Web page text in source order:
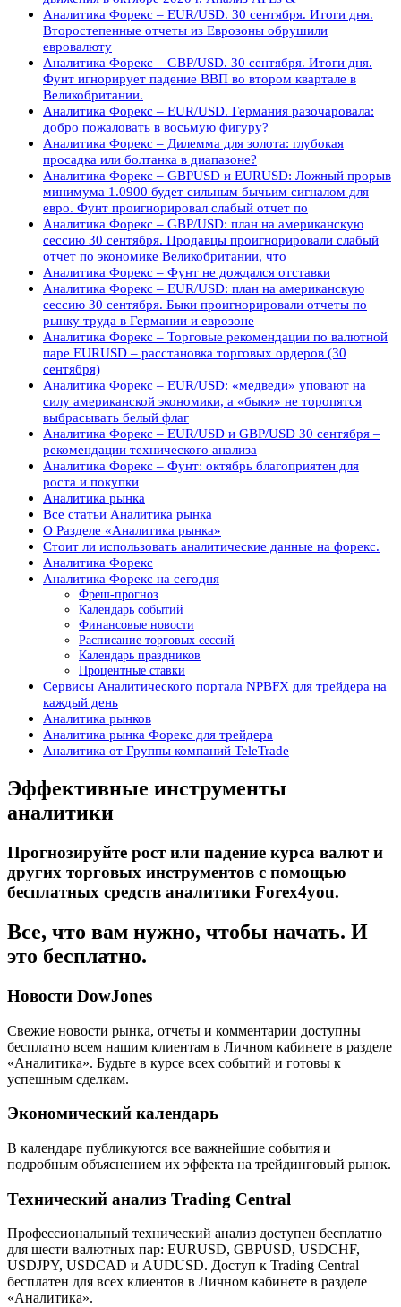
Аналитика Форекс – EUR/USD. 30 сентября. Итоги дня.
Второстепенные отчеты из Еврозоны обрушили
евровалюту
Аналитика Форекс – GBP/USD. 30 сентября. Итоги дня.
Фунт игнорирует падение ВВП во втором квартале в
Великобритании.
Аналитика Форекс – EUR/USD. Германия разочаровала:
добро пожаловать в восьмую фигуру?
Аналитика Форекс – Дилемма для золота: глубокая
просадка или болтанка в диапазоне?
Аналитика Форекс – GBPUSD и EURUSD: Ложный прорыв
минимума 1.0900 будет сильным бычьим сигналом для
евро. Фунт проигнорировал слабый отчет по
Аналитика Форекс – GBP/USD: план на американскую
сессию 30 сентября. Продавцы проигнорировали слабый
отчет по экономике Великобритании, что
Аналитика Форекс – Фунт не дождался отставки
Аналитика Форекс – EUR/USD: план на американскую
сессию 30 сентября. Быки проигнорировали отчеты по
рынку труда в Германии и еврозоне
Аналитика Форекс – Торговые рекомендации по валютной
паре EURUSD – расстановка торговых ордеров (30
сентября)
Аналитика Форекс – EUR/USD: «медведи» уповают на
силу американской экономики, а «быки» не торопятся
выбрасывать белый флаг
Аналитика Форекс – EUR/USD и GBP/USD 30 сентября –
рекомендации технического анализа
Аналитика Форекс – Фунт: октябрь благоприятен для
роста и покупки
Аналитика рынка
Все статьи Аналитика рынка
О Разделе «Аналитика рынка»
Стоит ли использовать аналитические данные на форекс.
Аналитика Форекс
Аналитика Форекс на сегодня
Фреш-прогноз
Календарь событий
Финансовые новости
Расписание торговых сессий
Календарь праздников
Процентные ставки
Сервисы Аналитического портала NPBFX для трейдера на
каждый день
Аналитика рынков
Аналитика рынка Форекс для трейдера
Аналитика от Группы компаний TeleTrade
Эффективные инструменты
аналитики
Прогнозируйте рост или падение курса валют и
других торговых инструментов с помощью
бесплатных средств аналитики Forex4you.
Все, что вам нужно, чтобы начать. И
это бесплатно.
Новости DowJones
Свежие новости рынка, отчеты и комментарии доступны
бесплатно всем нашим клиентам в Личном кабинете в разделе
«Аналитика». Будьте в курсе всех событий и готовы к
успешным сделкам.
Экономический календарь
В календаре публикуются все важнейшие события и
подробным объяснением их эффекта на трейдинговый рынок.
Технический анализ Trading Central
Профессиональный технический анализ доступен бесплатно
для шести валютных пар: EURUSD, GBPUSD, USDCHF,
USDJPY, USDCAD и AUDUSD. Доступ к Trading Central
бесплатен для всех клиентов в Личном кабинете в разделе
«Аналитика».